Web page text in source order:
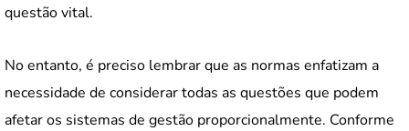
questão vital.
No entanto, é preciso lembrar que as normas enfatizam a
necessidade de considerar todas as questões que podem
afetar os sistemas de gestão proporcionalmente. Conforme